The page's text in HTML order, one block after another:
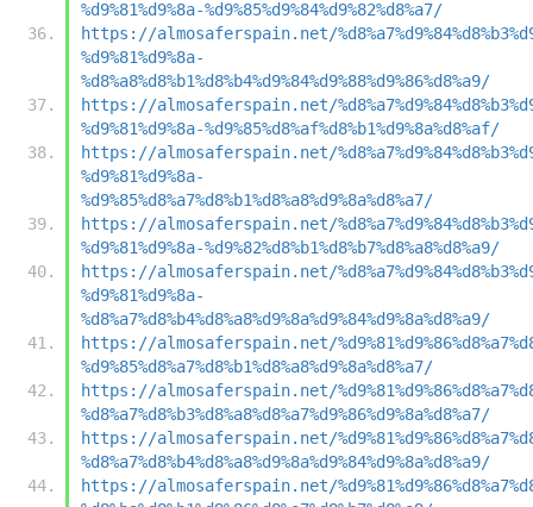
%d9%81%d9%8a-%d9%85%d9%84%d9%82%d8%a7/
https://almosaferspain.net/
%d9%81%d9%8a-
%d8%a8%d8%b1%d8%b4%d9%84%d9%88%d9%86%d8%a9/
https://almosaferspain.net/
%d9%81%d9%8a-%d9%85%d8%af%d8%b1%d9%8a%d8%af/
https://almosaferspain.net/
%d9%81%d9%8a-
%d9%85%d8%a7%d8%b1%d8%a8%d9%8a%d8%a7/
https://almosaferspain.net/
%d9%81%d9%8a-%d9%82%d8%b1%d8%b7%d8%a8%d8%a9/
https://almosaferspain.net/
%d9%81%d9%8a-
%d8%a7%d8%b4%d8%a8%d9%8a%d9%84%d9%8a%d8%a9/
https://almosaferspain.net/
%d9%85%d8%a7%d8%b1%d8%a8%d9%8a%d8%a7/
https://almosaferspain.net/
%d8%a7%d8%b3%d8%a8%d8%a7%d9%86%d9%8a%d8%a7/
https://almosaferspain.net/
%d8%a7%d8%b4%d8%a8%d9%8a%d9%84%d9%8a%d8%a9/
https://almosaferspain.net/